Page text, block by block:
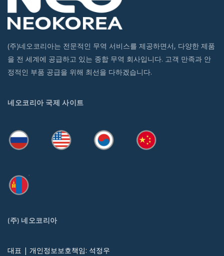
(주)네오코리아는 전문적인 무역 서비스를 제공하면서, 다양한 제품
을 전 세계에 공급하고 있는 종합 무역 회사입니다. 고객 만족과 안
정적인 부품 공급을 위해 최선을 다하겠습니다.
네오코리아 국제 사이트
(주) 네오코리아
대표 | 개인정보보호책임: 석정우